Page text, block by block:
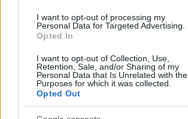
I want to opt-out of processing my
Personal Data for Targeted Advertising.
Opted In
I want to opt-out of Collection, Use,
Retention, Sale, and/or Sharing of my
Personal Data that Is Unrelated with the
Purposes for which it was collected.
Opted Out